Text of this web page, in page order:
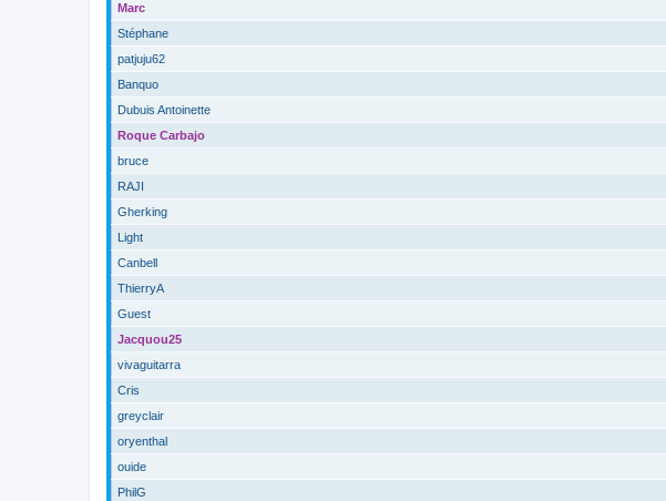
Marc
Stéphane
patjuju62
Banquo
Dubuis Antoinette
Roque Carbajo
bruce
RAJI
Gherking
Light
Canbell
ThierryA
Guest
Jacquou25
vivaguitarra
Cris
greyclair
oryenthal
ouide
PhilG